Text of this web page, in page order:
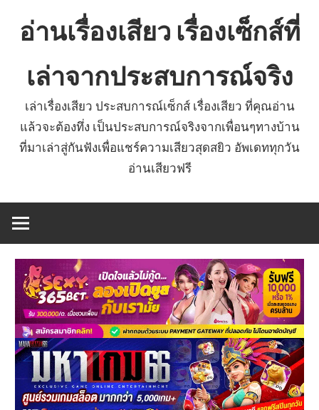
อ่านเรื่องเสียว เรื่องเซ็กส์ที่
เล่าจากประสบการณ์จริง
เล่าเรื่องเสียว ประสบการณ์เซ็กส์ เรื่องเสียว ที่คุณอ่าน
แล้วจะต้องทึ่ง เป็นประสบการณ์จริงจากเพื่อนๆทางบ้าน
ที่มาเล่าสู่กันฟังเพื่อแชร์ความเสียวสุดสยิว อัพเดททุกวัน
อ่านเสียวฟรี